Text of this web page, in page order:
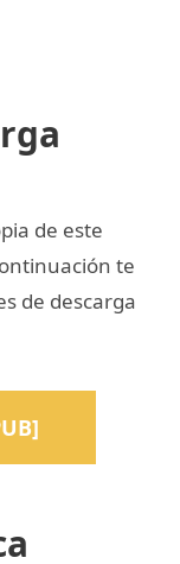
de este
te
de descarga